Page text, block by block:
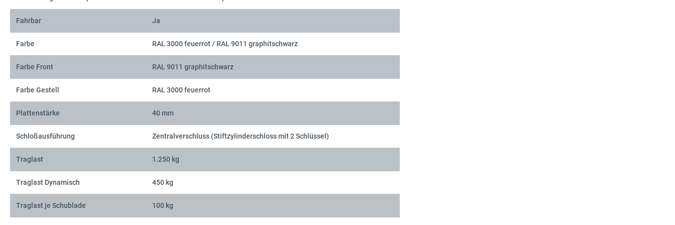
Fahrbar Ja
Farbe RAL 3000 feuerrot / RAL 9011 graphitschwarz
Farbe Front RAL 9011 graphitschwarz
Farbe Gestell RAL 3000 feuerrot
Plattenstärke 40 mm
Schloßausführung Zentralverschluss (Stiftzylinderschloss mit 2 Schlüssel)
Traglast 1.250 kg
Traglast Dynamisch 450 kg
Traglast je Schublade 100 kg